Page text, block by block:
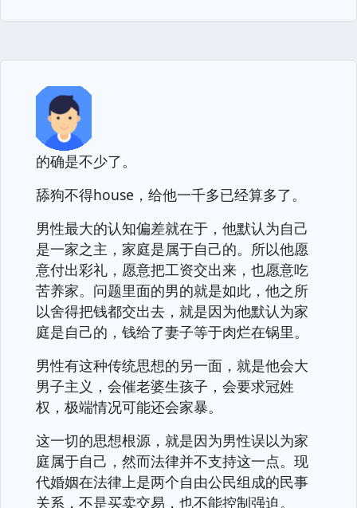
的确是不少了。
舔狗不得house，给他一千多已经算多了。
男性最大的认知偏差就在于，他默认为自己
是一家之主，家庭是属于自己的。所以他愿
意付出彩礼，愿意把工资交出来，也愿意吃
苦养家。问题里面的男的就是如此，他之所
以舍得把钱都交出去，就是因为他默认为家
庭是自己的，钱给了妻子等于肉烂在锅里。
男性有这种传统思想的另一面，就是他会大
男子主义，会催老婆生孩子，会要求冠姓
权，极端情况可能还会家暴。
这一切的思想根源，就是因为男性误以为家
庭属于自己，然而法律并不支持这一点。现
代婚姻在法律上是两个自由公民组成的民事
关系，不是买卖交易，也不能控制强迫。